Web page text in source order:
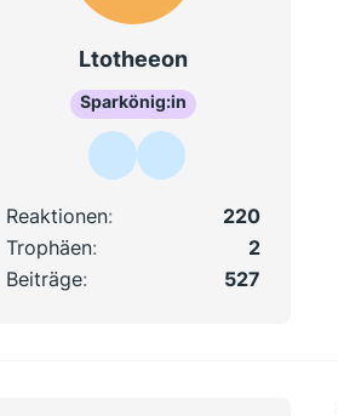
Ltotheeon
Sparkönig:in
Reaktionen
220
Trophäen
2
Beiträge
527